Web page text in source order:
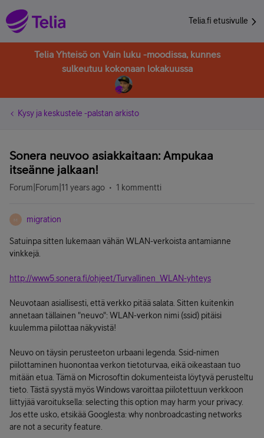
Telia.fi etusivulle
Telia Yhteisö on Vain luku -moodissa, kunnes
sulkeutuu kokonaan lokakuussa
Kysy ja keskustele -palstan arkisto
Sonera neuvoo asiakkaitaan: Ampukaa
itseänne jalkaan!
Forum|Forum|11 years ago 1 kommentti
M migration
Satuinpa sitten lukemaan vähän WLAN-verkoista antamianne
vinkkejä.
http://www5.sonera.fi/ohjeet/Turvallinen_WLAN-yhteys
Neuvotaan asiallisesti, että verkko pitää salata. Sitten kuitenkin
annetaan tällainen "neuvo": WLAN-verkon nimi (ssid) pitäisi
kuulemma piilottaa näkyvistä!
Neuvo on täysin perusteeton urbaani legenda. Ssid-nimen
piilottaminen huonontaa verkon tietoturvaa, eikä oikeastaan tuo
mitään etua. Tämä on Microsoftin dokumenteista löytyvä perusteltu
tieto. Tästä syystä myös Windows varoittaa piilotettuun verkkoon
liittyjää varoituksella: selecting this option may harm your privacy.
Jos ette usko, etsikää Googlesta: why nonbroadcasting networks
are not a security feature.